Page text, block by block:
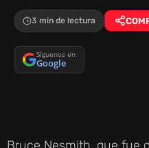
3 min de lectura
Síguenos en
Google